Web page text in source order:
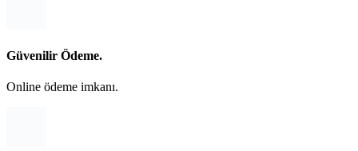
Güvenilir Ödeme.
Online ödeme imkanı.